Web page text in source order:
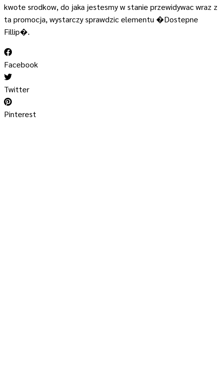
kwote srodkow, do jaka jestesmy w stanie przewidywac wraz z
ta promocja, wystarczy sprawdzic elementu �Dostepne
Fillip�.
Facebook
Twitter
Pinterest